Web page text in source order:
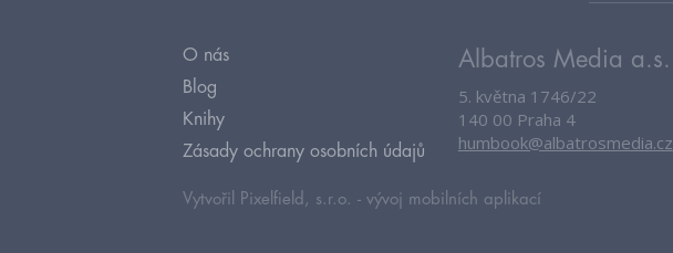
O nás
Blog
Knihy
Zásady ochrany osobních údajů
Albatros Media a.s.
5. května 1746/22
140 00 Praha 4
humbook@albatrosmedia.cz
Vytvořil Pixelfield, s.r.o. - vývoj mobilních aplikací